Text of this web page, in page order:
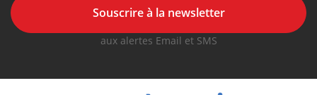
Souscrire à la newsletter
aux alertes Email et SMS